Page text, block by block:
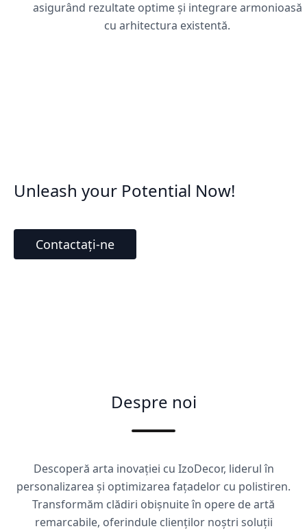
asigurând rezultate optime și integrare armonioasă
cu arhitectura existentă.
Unleash your Potential Now!
Contactați-ne
Despre noi
Descoperă arta inovației cu IzoDecor, liderul în
personalizarea și optimizarea fațadelor cu polistiren.
Transformăm clădiri obișnuite în opere de artă
remarcabile, oferindule clienților noștri soluții